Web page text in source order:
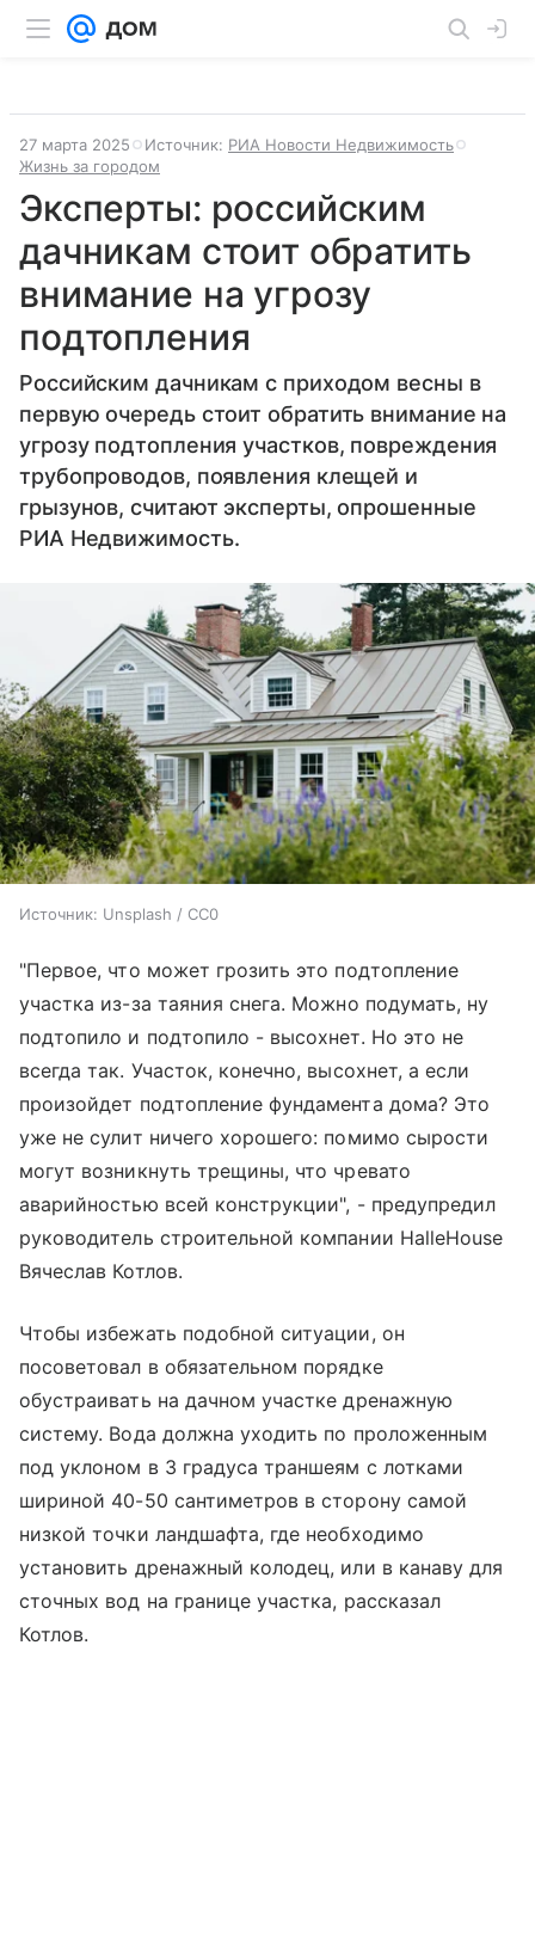
27 марта 2025 Источник: РИА Новости Недвижимость
Жизнь за городом
Эксперты: российским
дачникам стоит обратить
внимание на угрозу
подтопления
Российским дачникам с приходом весны в
первую очередь стоит обратить внимание на
угрозу подтопления участков, повреждения
трубопроводов, появления клещей и
грызунов, считают эксперты, опрошенные
РИА Недвижимость.
Источник: Unsplash / CC0
"Первое, что может грозить это подтопление
участка из-за таяния снега. Можно подумать, ну
подтопило и подтопило - высохнет. Но это не
всегда так. Участок, конечно, высохнет, а если
произойдет подтопление фундамента дома? Это
уже не сулит ничего хорошего: помимо сырости
могут возникнуть трещины, что чревато
аварийностью всей конструкции", - предупредил
руководитель строительной компании HalleHouse
Вячеслав Котлов.
Чтобы избежать подобной ситуации, он
посоветовал в обязательном порядке
обустраивать на дачном участке дренажную
систему. Вода должна уходить по проложенным
под уклоном в 3 градуса траншеям с лотками
шириной 40-50 сантиметров в сторону самой
низкой точки ландшафта, где необходимо
установить дренажный колодец, или в канаву для
сточных вод на границе участка, рассказал
Котлов.